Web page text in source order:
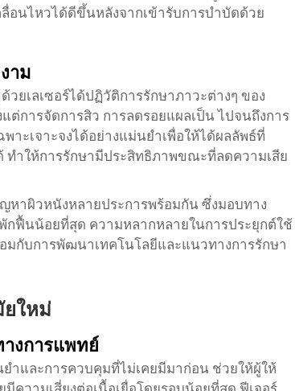
อนไหวได้ดีขึ้นหลังจากเข้ารับการบำบัดด้วย
าม
ยเลเซอร์ได้ปฏิวัติการรักษาภาวะต่างๆ ของ
การจัดการสิว การลดรอยแผลเป็น ไปจนถึงการ
ะเจาะจงได้อย่างแม่นยำเพื่อให้ได้ผลลัพธ์ที่
ทำให้การรักษามีประสิทธิภาพขณะที่ลดความเสีย
หาผิวหนังหลายประการพร้อมกัน ซึ่งมอบทาง
กฟื้นน้อยที่สุด ความหลากหลายในการประยุกต์ใช้
มกับการพัฒนาเทคโนโลยีและแนวทางการรักษา
ยใหม่
งการแพทย์
ำและการควบคุมที่ไม่เคยมีมาก่อน ช่วยให้ผู้ให้